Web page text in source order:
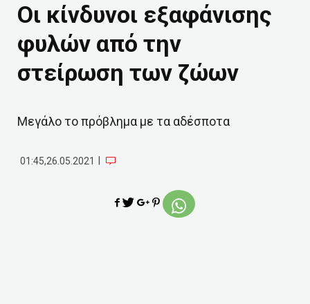
Οι κίνδυνοι εξαφάνισης
φυλών από την
στείρωση των ζώων
Μεγάλο το πρόβλημα με τα αδέσποτα
01:45,26.05.2021